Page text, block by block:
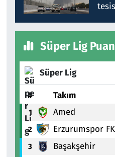
Süper Lig
Süper Lig
# Takım
1 Amed
2 Erzurumspor FK
3 Başakşehir